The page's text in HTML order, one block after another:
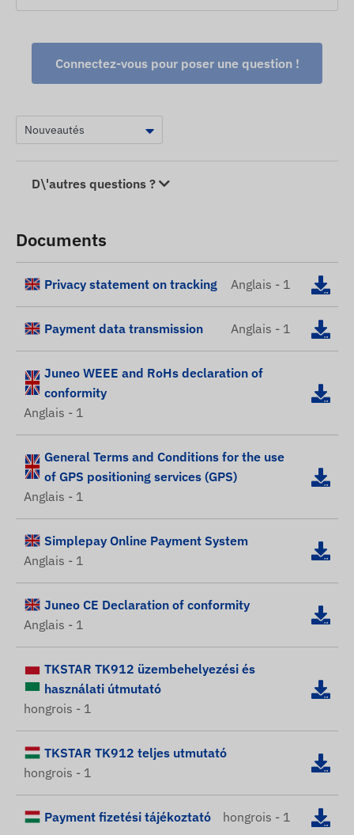
Connectez-vous pour poser une question !
D\'autres questions ?
Documents
Privacy statement on tracking Anglais - 1
Payment data transmission Anglais - 1
Juneo WEEE and RoHs declaration of
conformity
Anglais - 1
General Terms and Conditions for the use
of GPS positioning services (GPS)
Anglais - 1
Simplepay Online Payment System
Anglais - 1
Juneo CE Declaration of conformity
Anglais - 1
TKSTAR TK912 üzembehelyezési és
használati útmutató
hongrois - 1
TKSTAR TK912 teljes utmutató
hongrois - 1
Payment fizetési tájékoztató hongrois - 1